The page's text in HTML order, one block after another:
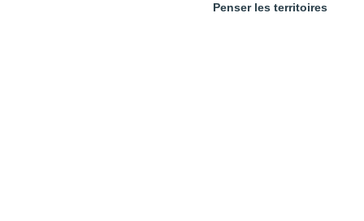
Penser les territoires